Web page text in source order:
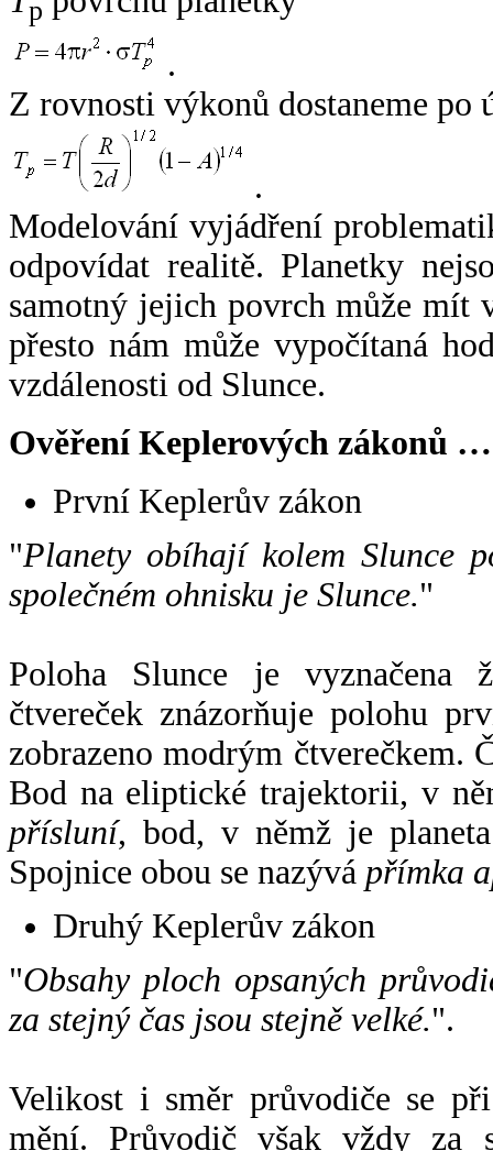
p
.
Z rovnosti výkonů dostaneme po
.
Modelování vyjádření
odpovídat realitě. Planetky
samotný jejich povrch může mít
přesto nám může vypočítaná
vzdálenosti od Slunce.
Ověření Keplerových zákonů …
První Keplerův zákon
"Planety obíhají kolem Slunce
společném ohnisku je Slunce."
Poloha Slunce je vyznačena
čtvereček znázorňuje polohu
zobrazeno modrým čtverečkem.
Bod na eliptické trajektorii, v
přísluní, bod, v němž je
Spojnice obou se nazývá přímka
Druhý Keplerův zákon
"Obsahy ploch opsaných
za stejný čas jsou stejně velké.".
Velikost i směr průvodiče se
mění. Průvodič však vždy za